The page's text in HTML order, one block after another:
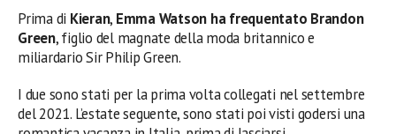
Prima di Kieran, Emma Watson ha frequentato Brandon
Green, figlio del magnate della moda britannico e
miliardario Sir Philip Green.
I due sono stati per la prima volta collegati nel settembre
del 2021. L’estate seguente, sono stati poi visti godersi una